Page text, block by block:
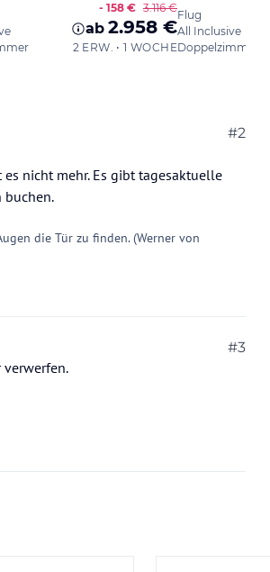
#2
nicht mehr. Es gibt tagesaktuelle
buchen.
die Tür zu finden. (Werner von
#3